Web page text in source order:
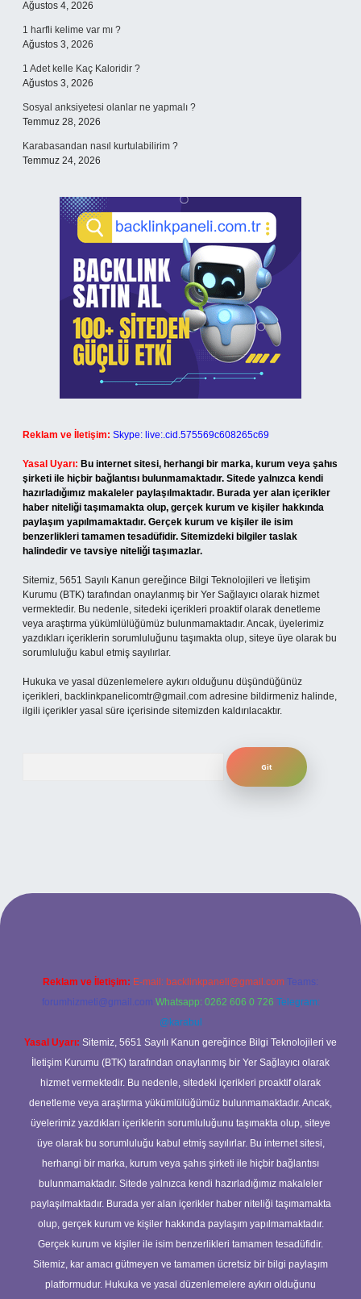
Ağustos 4, 2026
1 harfli kelime var mı ?
Ağustos 3, 2026
1 Adet kelle Kaç Kaloridir ?
Ağustos 3, 2026
Sosyal anksiyetesi olanlar ne yapmalı ?
Temmuz 28, 2026
Karabasandan nasıl kurtulabilirim ?
Temmuz 24, 2026
Reklam ve İletişim: Skype: live:.cid.575569c608265c69
Yasal Uyarı: Bu internet sitesi, herhangi bir marka, kurum veya şahıs
şirketi ile hiçbir bağlantısı bulunmamaktadır. Sitede yalnızca kendi
hazırladığımız makaleler paylaşılmaktadır. Burada yer alan içerikler
haber niteliği taşımamakta olup, gerçek kurum ve kişiler hakkında
paylaşım yapılmamaktadır. Gerçek kurum ve kişiler ile isim
benzerlikleri tamamen tesadüfidir. Sitemizdeki bilgiler taslak
halindedir ve tavsiye niteliği taşımazlar.
Sitemiz, 5651 Sayılı Kanun gereğince Bilgi Teknolojileri ve İletişim
Kurumu (BTK) tarafından onaylanmış bir Yer Sağlayıcı olarak hizmet
vermektedir. Bu nedenle, sitedeki içerikleri proaktif olarak denetleme
veya araştırma yükümlülüğümüz bulunmamaktadır. Ancak, üyelerimiz
yazdıkları içeriklerin sorumluluğunu taşımakta olup, siteye üye olarak bu
sorumluluğu kabul etmiş sayılırlar.
Hukuka ve yasal düzenlemelere aykırı olduğunu düşündüğünüz
içerikleri, backlinkpanelicomtr@gmail.com adresine bildirmeniz halinde,
ilgili içerikler yasal süre içerisinde sitemizden kaldırılacaktır.
yeni giriş adresi
Reklam ve İletişim: E-mail: backlinkpaneli@gmail.com Teams:
forumhizmeti@gmail.com Whatsapp: 0262 606 0 726 Telegram:
@karabul
Yasal Uyarı: Sitemiz, 5651 Sayılı Kanun gereğince Bilgi Teknolojileri ve
İletişim Kurumu (BTK) tarafından onaylanmış bir Yer Sağlayıcı olarak
hizmet vermektedir. Bu nedenle, sitedeki içerikleri proaktif olarak
denetleme veya araştırma yükümlülüğümüz bulunmamaktadır. Ancak,
üyelerimiz yazdıkları içeriklerin sorumluluğunu taşımakta olup, siteye
üye olarak bu sorumluluğu kabul etmiş sayılırlar. Bu internet sitesi,
herhangi bir marka, kurum veya şahıs şirketi ile hiçbir bağlantısı
bulunmamaktadır. Sitede yalnızca kendi hazırladığımız makaleler
paylaşılmaktadır. Burada yer alan içerikler haber niteliği taşımamakta
olup, gerçek kurum ve kişiler hakkında paylaşım yapılmamaktadır.
Gerçek kurum ve kişiler ile isim benzerlikleri tamamen tesadüfidir.
Sitemiz, kar amacı gütmeyen ve tamamen ücretsiz bir bilgi paylaşım
platformudur. Hukuka ve yasal düzenlemelere aykırı olduğunu